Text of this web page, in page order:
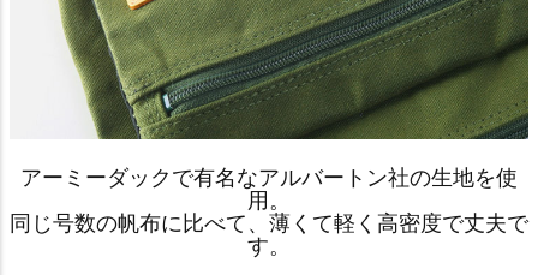
アーミーダックで有名なアルバートン社の生地を使
用。
同じ号数の帆布に比べて、薄くて軽く高密度で丈夫で
す。